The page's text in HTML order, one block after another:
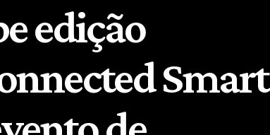
edição
Smart